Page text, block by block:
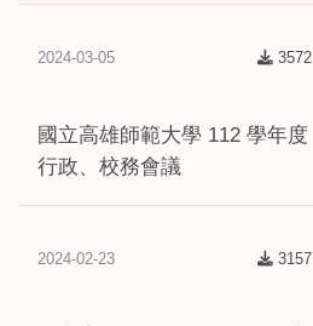
國立高雄師範大學 112 學年度
行政、校務會議
3572
2024-03-05
3157
2024-02-23